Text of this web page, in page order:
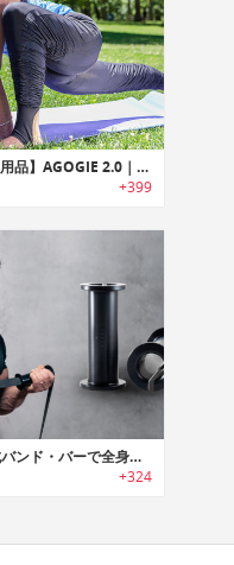
【レビュー使用品】AGOGIE 2.0｜履くだけで抵抗トレーニングが可能なトレーニングパンツ「アゴージー2.0」
+399
Robus｜抵抗バンド・バーで全身トレーニングが行えるポータブルフィットネスシステム「ロバス」
+324